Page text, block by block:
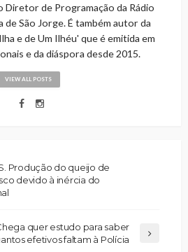
Diretor de Programação da Rádio
de São Jorge. É também autor da
e de Um Ilhéu' que é emitida em
e da diáspora desde 2015.
VIEW ALL POSTS
Produção do queijo de
devido à inércia do
quer estudo para saber
efetivos faltam à Polícia